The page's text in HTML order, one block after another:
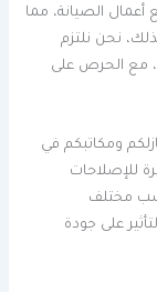
الصيانة، مما
نحن نلتزم
مع الحرص على
ومكاتبكم في
للإصلاحات
مختلف
على جودة